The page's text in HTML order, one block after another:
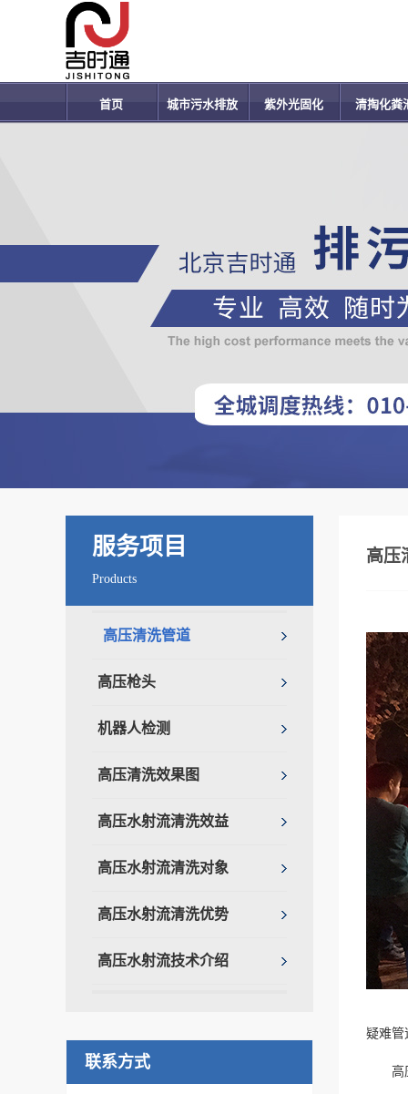
首页 城市污水排放 紫外光固化 清掏化粪
服务项目
Products
高压清洗管道
高压枪头
机器人检测
高压清洗效果图
高压水射流清洗效益
高压水射流清洗对象
高压水射流清洗优势
高压水射流技术介绍
联系方式
高压
疑难管
高压